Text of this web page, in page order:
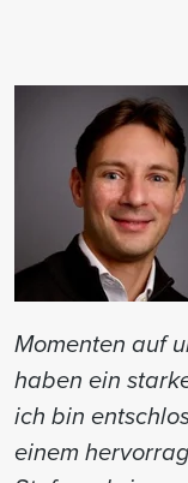
Momenten auf
haben ein
ich bin
einem